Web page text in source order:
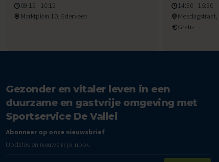
09:15 - 10:15
Marktplein 10, Ederveen
14:30 - 16:30
Mesdagstraat,
Gratis
Gezonder en vitaler leven in een
duurzame en gastvrije omgeving met
Sportservice De Vallei
Abonneer op onze nieuwsbrief
Updates en nieuws in je inbox.